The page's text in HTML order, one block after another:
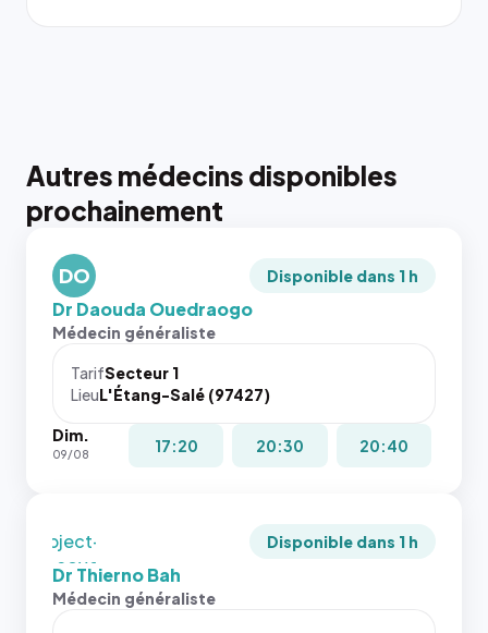
Autres médecins disponibles
prochainement
DO Disponible dans 1 h
Dr Daouda Ouedraogo
Médecin généraliste
TarifSecteur 1
LieuL'Étang-Salé (97427)
Dim.
09/08 17:20 20:30 20:40
{# 40×40
: la taille
rendue par
`.profile-
picture`,
et un
rapport 1:1
juste à
toutes les
puisque la
`object-
fit: cover`.
Sans ces
Disponible dans 1 h
Dr Thierno Bah
Médecin généraliste
{# 40×40
picture`,
et un
rapport 1:1